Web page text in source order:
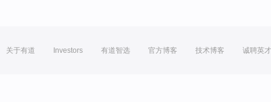
关于有道 Investors 有道智选 官方博客 技术博客 诚聘英才